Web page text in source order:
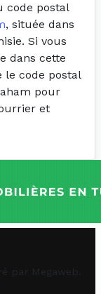
code postal
, située dans
Si vous
dans cette
le code postal
pour
et
par Megaweb